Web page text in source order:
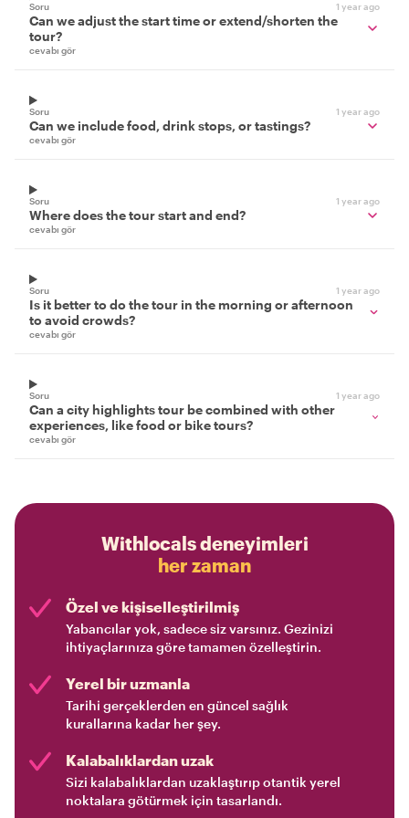
Soru 1 year ago
Can we adjust the start time or extend/shorten the
tour?
cevabı gör
Soru 1 year ago
Can we include food, drink stops, or tastings?
cevabı gör
Soru 1 year ago
Where does the tour start and end?
cevabı gör
Soru 1 year ago
Is it better to do the tour in the morning or afternoon
to avoid crowds?
cevabı gör
Soru 1 year ago
Can a city highlights tour be combined with other
experiences, like food or bike tours?
cevabı gör
Withlocals deneyimleri
her zaman
Özel ve kişiselleştirilmiş
Yabancılar yok, sadece siz varsınız. Gezinizi
ihtiyaçlarınıza göre tamamen özelleştirin.
Yerel bir uzmanla
Tarihi gerçeklerden en güncel sağlık
kurallarına kadar her şey.
Kalabalıklardan uzak
Sizi kalabalıklardan uzaklaştırıp otantik yerel
noktalara götürmek için tasarlandı.